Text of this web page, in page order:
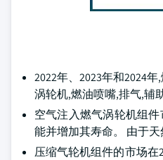
2022年、2023年和2024
涡轮机,燃油喷嘴,排气,辅
空气注入燃气涡轮机组
能并增加其寿命。 由于
压缩气轮机组件的市场